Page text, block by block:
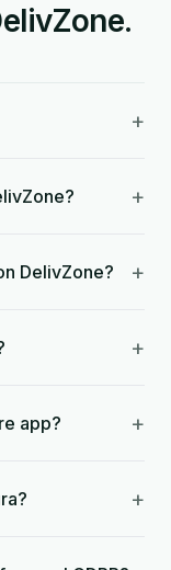
+
+
DelivZone? +
+
app? +
+